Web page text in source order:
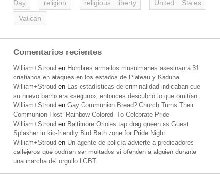
Day
religion religious liberty
United States
Vatican
Comentarios recientes
William+Stroud en Hombres armados musulmanes asesinan a 31
cristianos en ataques en los estados de Plateau y Kaduna
William+Stroud en Las estadísticas de criminalidad indicaban que
su nuevo barrio era «seguro»; entonces descubrió lo que omitían.
William+Stroud en Gay Communion Bread? Church Turns Their
Communion Host ‘Rainbow-Colored’ To Celebrate Pride
William+Stroud en Baltimore Orioles tap drag queen as Guest
Splasher in kid-friendly Bird Bath zone for Pride Night
William+Stroud en Un agente de policía advierte a predicadores
callejeros que podrían ser multados si ofenden a alguien durante
una marcha del orgullo LGBT.